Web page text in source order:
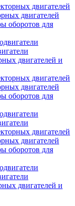
двигателей
двигателей
оборотов для
двигателей и
двигателей
двигателей
оборотов для
двигателей
двигателей
оборотов для
двигателей и